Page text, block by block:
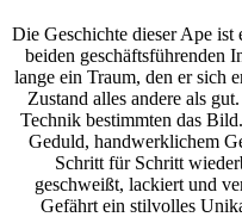
Die Geschichte dieser Ape ist
beiden geschäftsführenden
lange ein Traum, den er sich
Zustand alles andere als
Technik bestimmten das
Geduld, handwerklichem
Schritt für Schritt
geschweißt, lackiert und
Gefährt ein stilvolles